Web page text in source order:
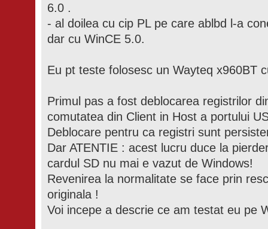
6.0 .
- al doilea cu cip PL pe care ablbd l-a
dar cu WinCE 5.0.
Eu pt teste folosesc un Wayteq x960BT
Primul pas a fost deblocarea registrilor
comutatea din Client in Host a portului
Deblocare pentru ca registri sunt
Dar ATENTIE : acest lucru duce la
cardul SD nu mai e vazut de Windows!
Revenirea la normalitate se face prin
originala !
Voi incepe a descrie ce am testat eu pe